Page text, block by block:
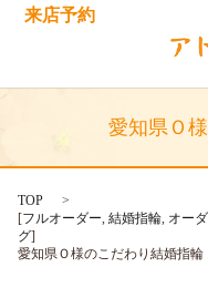
来店予約
愛知県Ｏ
TOP
[フルオーダー ,結婚指輪 オー
グ]
愛知県Ｏ様のこだわり結婚指輪